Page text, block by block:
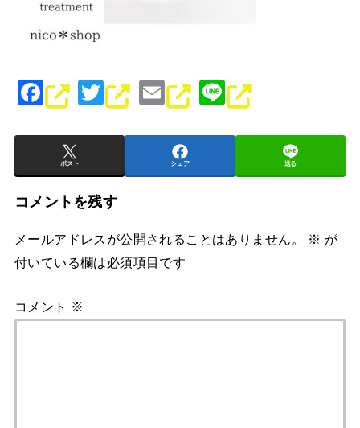
F
a
c
e
b
o
k
T
wi
tt
er
E
m
ai
l
Li
n
e
ポスト シェア 送る
コメントを残す
メールアドレスが公開されることはありません。 ※ が
付いている欄は必須項目です
コメント ※